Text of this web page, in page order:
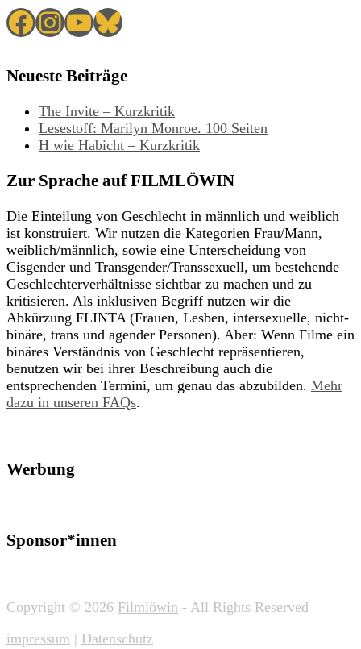
Facebook
Instagram
YouTube
Bluesky
Neueste Beiträge
The Invite – Kurzkritik
Lesestoff: Marilyn Monroe. 100 Seiten
H wie Habicht – Kurzkritik
Zur Sprache auf FILMLÖWIN
Die Einteilung von Geschlecht in männlich und weiblich
ist konstruiert. Wir nutzen die Kategorien Frau/Mann,
weiblich/männlich, sowie eine Unterscheidung von
Cisgender und Transgender/Transsexuell, um bestehende
Geschlechterverhältnisse sichtbar zu machen und zu
kritisieren. Als inklusiven Begriff nutzen wir die
Abkürzung FLINTA (Frauen, Lesben, intersexuelle, nicht-
binäre, trans und agender Personen). Aber: Wenn Filme ein
binäres Verständnis von Geschlecht repräsentieren,
benutzen wir bei ihrer Beschreibung auch die
entsprechenden Termini, um genau das abzubilden. Mehr
dazu in unseren FAQs.
Werbung
Sponsor*innen
Copyright © 2026 Filmlöwin - All Rights Reserved
impressum | Datenschutz